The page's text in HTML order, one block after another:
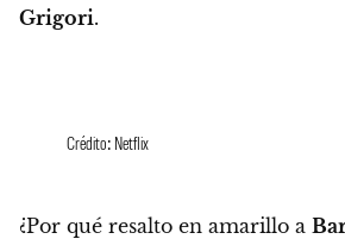
Grigori.
Crédito: Netflix
¿Por qué resalto en amarillo a